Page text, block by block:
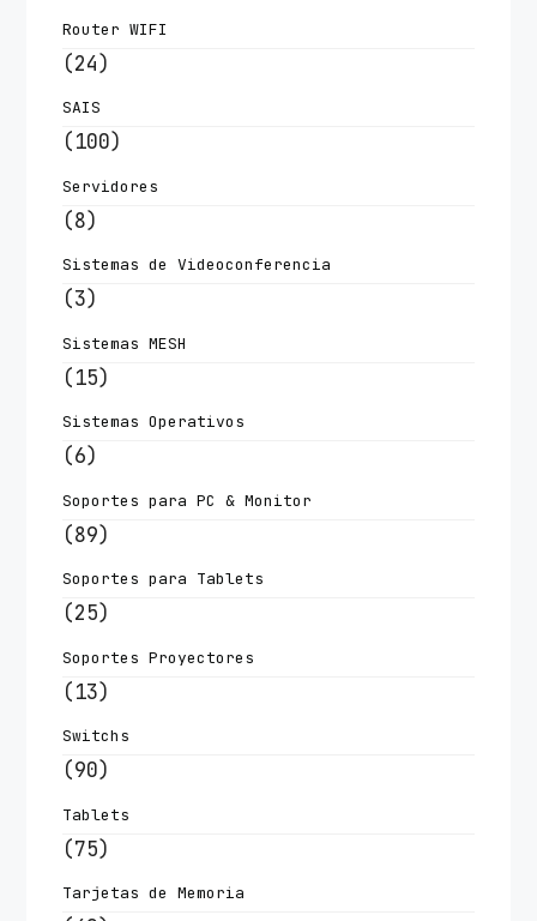
Router WIFI
(24)
SAIS
(100)
Servidores
(8)
Sistemas de Videoconferencia
(3)
Sistemas MESH
(15)
Sistemas Operativos
(6)
Soportes para PC & Monitor
(89)
Soportes para Tablets
(25)
Soportes Proyectores
(13)
Switchs
(90)
Tablets
(75)
Tarjetas de Memoria